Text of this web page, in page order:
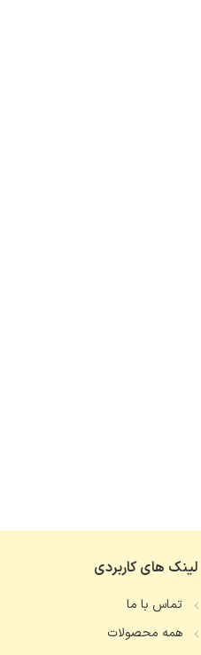
لینک های کاربردی
تماس با ما
همه محصولات